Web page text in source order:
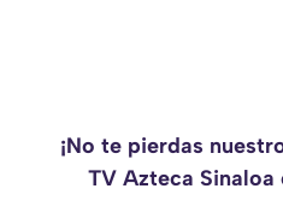
¡No te pierdas
TV Azteca Sinaloa